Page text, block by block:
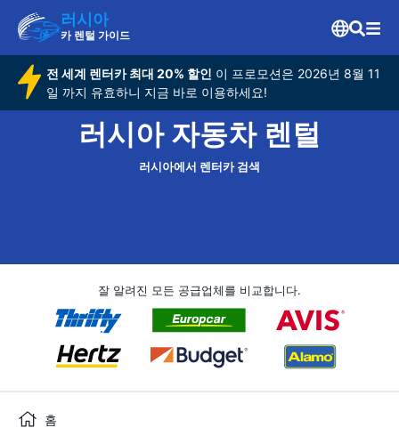
러시아
카 렌털 가이드
전 세계 렌터카 최대 20% 할인 이 프로모션은 2026년 8월 11
일 까지 유효하니 지금 바로 이용하세요!
러시아 자동차 렌털
러시아에서 렌터카 검색
잘 알려진 모든 공급업체를 비교합니다.
홈